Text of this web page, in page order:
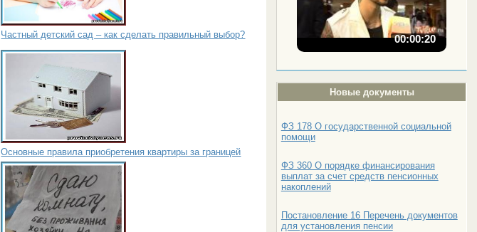
00:00:20
Новые документы
ФЗ 178 О государственной социальной
помощи
ФЗ 360 О порядке финансирования
выплат за счет средств пенсионных
накоплений
Постановление 16 Перечень документов
для установления пенсии
Частный детский сад – как сделать правильный выбор?
Основные правила приобретения квартиры за границей